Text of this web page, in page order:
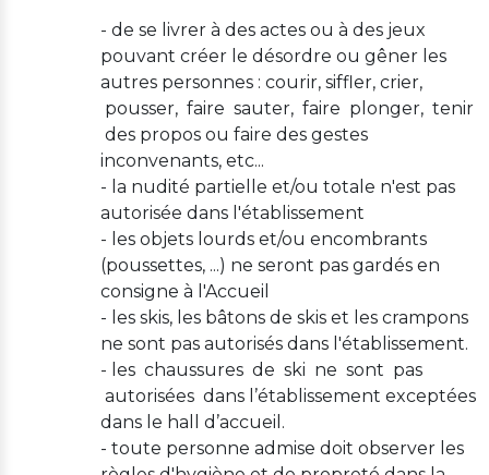
- de se livrer à des actes ou à des jeux
pouvant créer le désordre ou gêner les
autres personnes : courir, siffler, crier,
pousser, faire sauter, faire plonger, tenir
des propos ou faire des gestes
inconvenants, etc...
- la nudité partielle et/ou totale n'est pas
autorisée dans l'établissement
- les objets lourds et/ou encombrants
(poussettes, ...) ne seront pas gardés en
consigne à l'Accueil
- les skis, les bâtons de skis et les crampons
ne sont pas autorisés dans l'établissement.
- les chaussures de ski ne sont pas
autorisées dans l’établissement exceptées
dans le hall d’accueil.
- toute personne admise doit observer les